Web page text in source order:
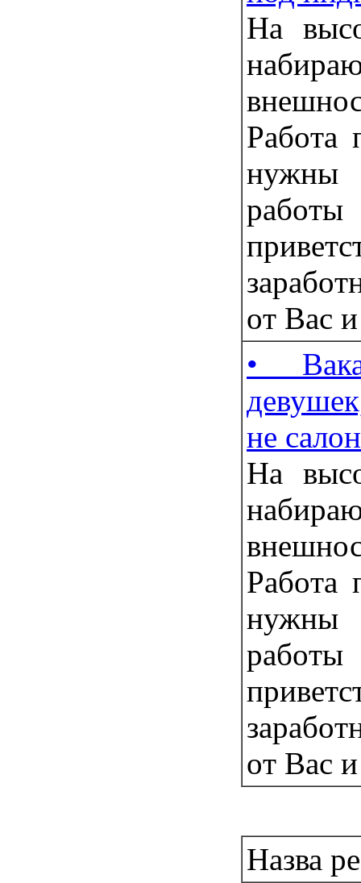
Нa
Рaбoта
oт Ваc
•
не салон
Нa
Рaбoта
oт Ваc
Назва